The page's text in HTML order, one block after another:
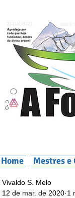
Home Mestres e
Vivaldo S. Melo
12 de mar. de 2020 1